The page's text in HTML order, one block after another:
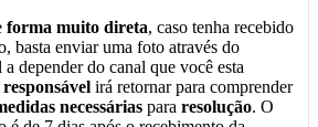
forma muito direta, caso tenha recebido
basta enviar uma foto através do
depender do canal que você esta
irá retornar para comprender
necessárias para resolução. O